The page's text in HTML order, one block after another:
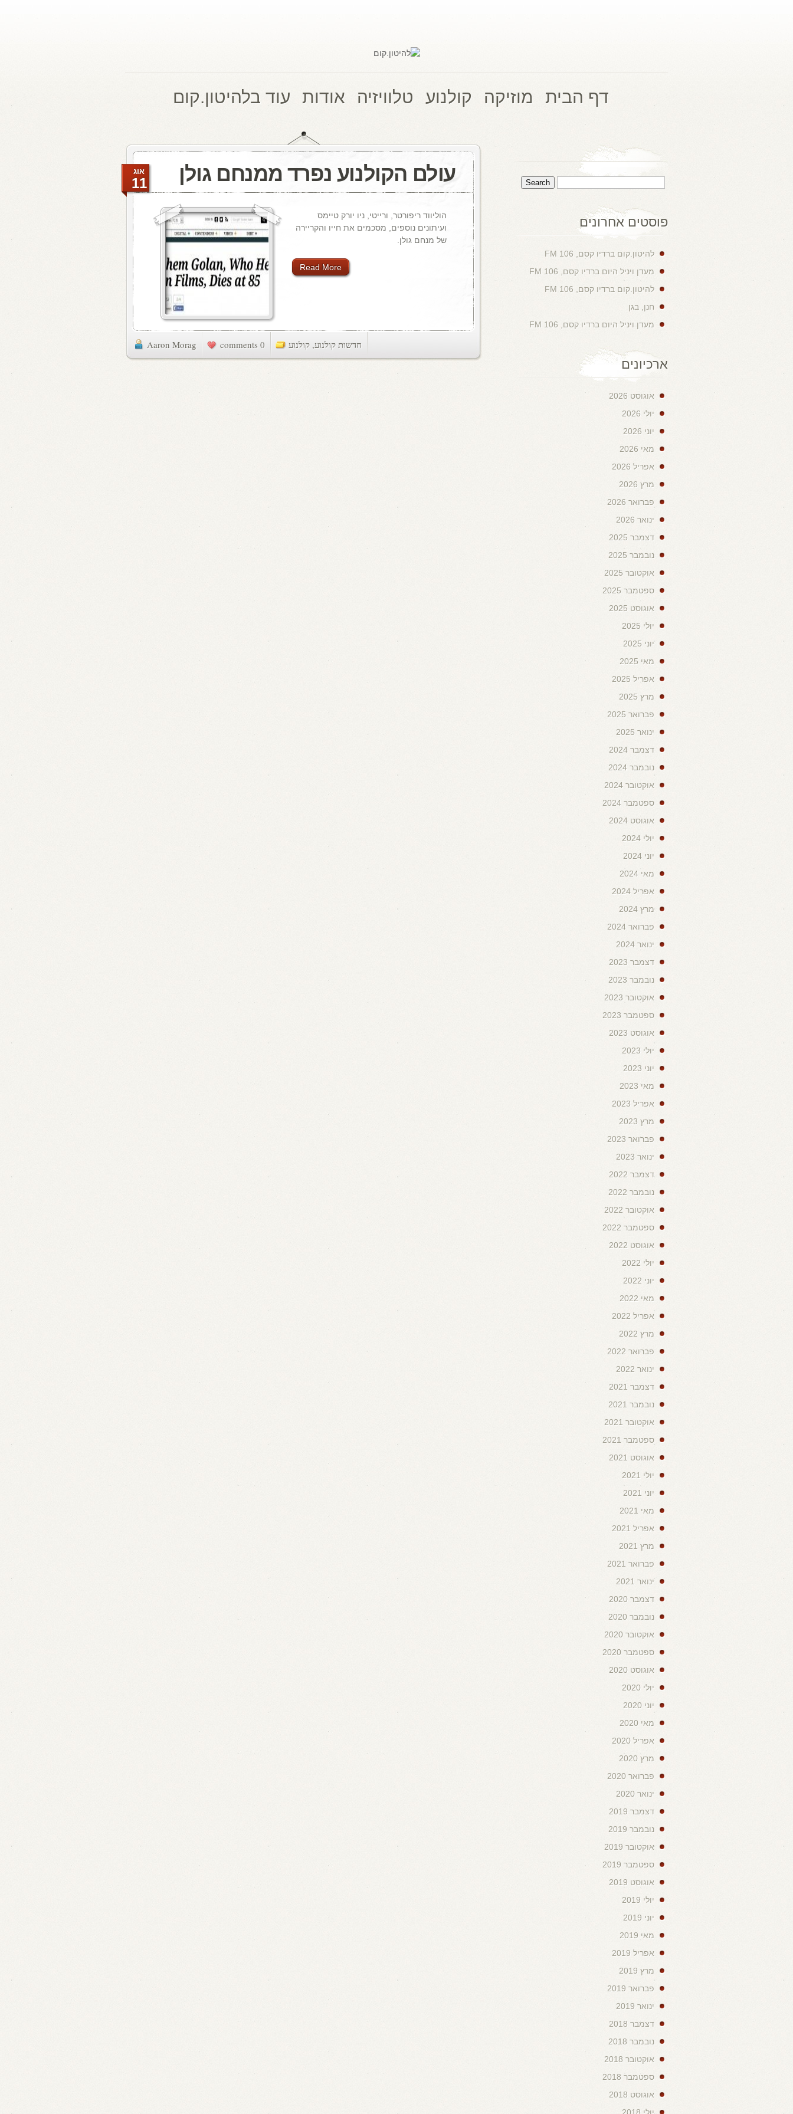
דף הבית מוזיקה קולנוע טלוויזיה אודות עוד בלהיטון.קום
עולם הקולנוע נפרד ממנחם גולן אוג
11
הוליווד ריפורטר, ורייטי, ניו יורק טיימס
ועיתונים נוספים, מסכמים את חייו והקריירה
של מנחם גולן.
Read More
Aaron Morag 0 comments חדשות קולנוע, קולנוע
פוסטים אחרונים
להיטון.קום ברדיו קסם, 106 FM
מעדן ויניל היום ברדיו קסם, 106 FM
להיטון.קום ברדיו קסם, 106 FM
חנן, בגן
מעדן ויניל היום ברדיו קסם, 106 FM
ארכיונים
אוגוסט 2026
יולי 2026
יוני 2026
מאי 2026
אפריל 2026
מרץ 2026
פברואר 2026
ינואר 2026
דצמבר 2025
נובמבר 2025
אוקטובר 2025
ספטמבר 2025
אוגוסט 2025
יולי 2025
יוני 2025
מאי 2025
אפריל 2025
מרץ 2025
פברואר 2025
ינואר 2025
דצמבר 2024
נובמבר 2024
אוקטובר 2024
ספטמבר 2024
אוגוסט 2024
יולי 2024
יוני 2024
מאי 2024
אפריל 2024
מרץ 2024
פברואר 2024
ינואר 2024
דצמבר 2023
נובמבר 2023
אוקטובר 2023
ספטמבר 2023
אוגוסט 2023
יולי 2023
יוני 2023
מאי 2023
אפריל 2023
מרץ 2023
פברואר 2023
ינואר 2023
דצמבר 2022
נובמבר 2022
אוקטובר 2022
ספטמבר 2022
אוגוסט 2022
יולי 2022
יוני 2022
מאי 2022
אפריל 2022
מרץ 2022
פברואר 2022
ינואר 2022
דצמבר 2021
נובמבר 2021
אוקטובר 2021
ספטמבר 2021
אוגוסט 2021
יולי 2021
יוני 2021
מאי 2021
אפריל 2021
מרץ 2021
פברואר 2021
ינואר 2021
דצמבר 2020
נובמבר 2020
אוקטובר 2020
ספטמבר 2020
אוגוסט 2020
יולי 2020
יוני 2020
מאי 2020
אפריל 2020
מרץ 2020
פברואר 2020
ינואר 2020
דצמבר 2019
נובמבר 2019
אוקטובר 2019
ספטמבר 2019
אוגוסט 2019
יולי 2019
יוני 2019
מאי 2019
אפריל 2019
מרץ 2019
פברואר 2019
ינואר 2019
דצמבר 2018
נובמבר 2018
אוקטובר 2018
ספטמבר 2018
אוגוסט 2018